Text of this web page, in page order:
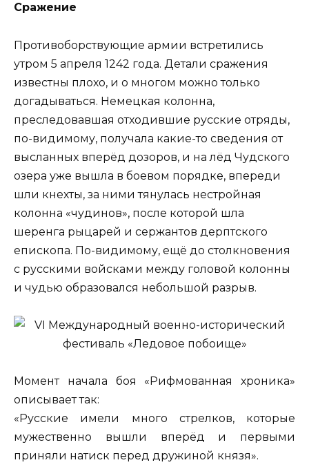
Сражение
Противоборствующие армии встретились
утром 5 апреля 1242 года. Детали сражения
известны плохо, и о многом можно только
догадываться. Немецкая колонна,
преследовавшая отходившие русские отряды,
по-видимому, получала какие-то сведения от
высланных вперёд дозоров, и на лёд Чудского
озера уже вышла в боевом порядке, впереди
шли кнехты, за ними тянулась нестройная
колонна «чудинов», после которой шла
шеренга рыцарей и сержантов дерптского
епископа. По-видимому, ещё до столкновения
с русскими войсками между головой колонны
и чудью образовался небольшой разрыв.
Момент начала боя «Рифмованная хроника»
описывает так:
«Русские имели много стрелков, которые
мужественно вышли вперёд и первыми
приняли натиск перед дружиной князя».